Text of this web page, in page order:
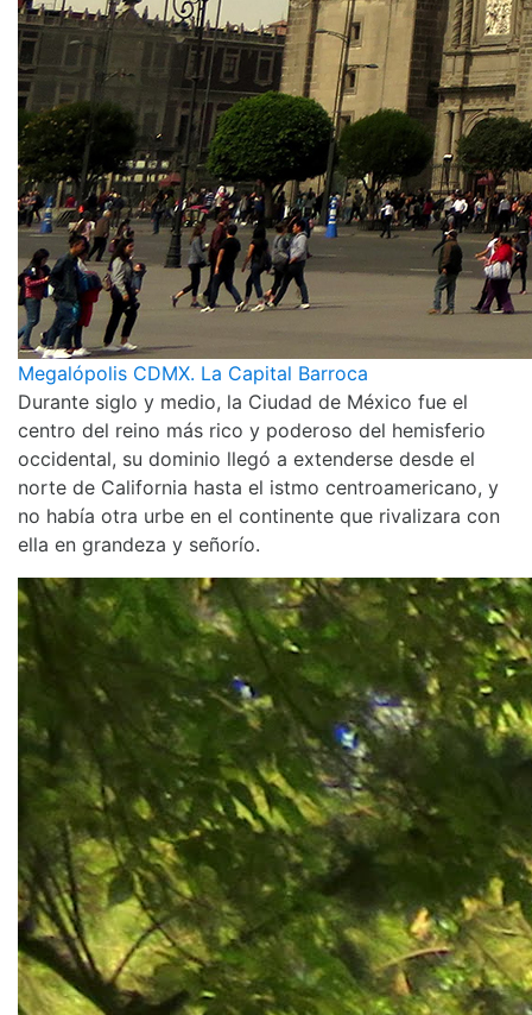
Megalópolis CDMX. La Capital Barroca
Durante siglo y medio, la Ciudad de México fue el
centro del reino más rico y poderoso del hemisferio
occidental, su dominio llegó a extenderse desde el
norte de California hasta el istmo centroamericano, y
no había otra urbe en el continente que rivalizara con
ella en grandeza y señorío.